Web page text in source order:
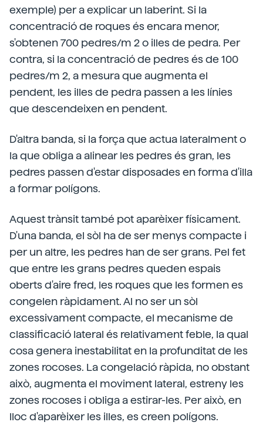
exemple) per a explicar un laberint. Si la
concentració de roques és encara menor,
s'obtenen 700 pedres/m 2 o illes de pedra. Per
contra, si la concentració de pedres és de 100
pedres/m 2, a mesura que augmenta el
pendent, les illes de pedra passen a les línies
que descendeixen en pendent.
D'altra banda, si la força que actua lateralment o
la que obliga a alinear les pedres és gran, les
pedres passen d'estar disposades en forma d'illa
a formar polígons.
Aquest trànsit també pot aparèixer físicament.
D'una banda, el sòl ha de ser menys compacte i
per un altre, les pedres han de ser grans. Pel fet
que entre les grans pedres queden espais
oberts d'aire fred, les roques que les formen es
congelen ràpidament. Al no ser un sòl
excessivament compacte, el mecanisme de
classificació lateral és relativament feble, la qual
cosa genera inestabilitat en la profunditat de les
zones rocoses. La congelació ràpida, no obstant
això, augmenta el moviment lateral, estreny les
zones rocoses i obliga a estirar-les. Per això, en
lloc d'aparèixer les illes, es creen polígons.